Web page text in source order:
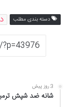
دسته بندی مطلب
3 روز پیش
شانه ضد شپش